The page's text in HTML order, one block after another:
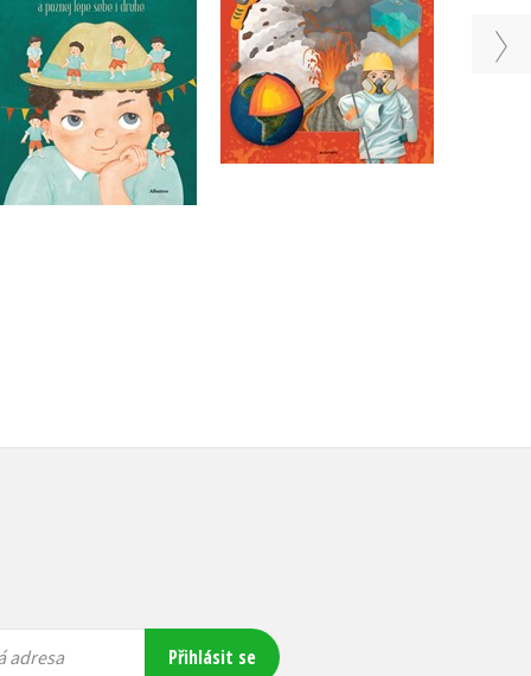
Do košíku
299 Kč
239 Kč
Pavel Gabzdyl
Do košíku
adresa Přihlásit se